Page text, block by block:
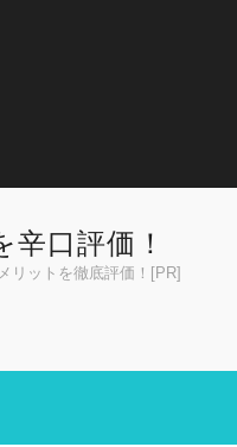
口評価！
リットを徹底評価！[PR]